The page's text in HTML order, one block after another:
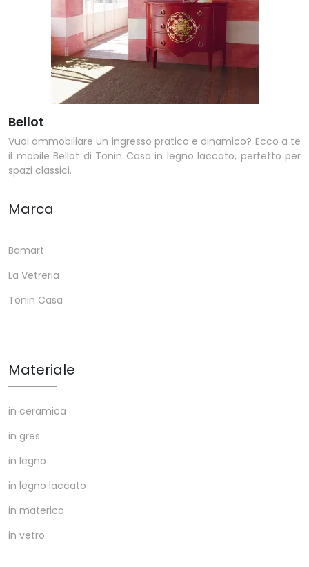
Bellot
Vuoi ammobiliare un ingresso pratico e dinamico? Ecco a te
il mobile Bellot di Tonin Casa in legno laccato, perfetto per
spazi classici.
Marca
Bamart
La Vetreria
Tonin Casa
Materiale
in ceramica
in gres
in legno
in legno laccato
in materico
in vetro